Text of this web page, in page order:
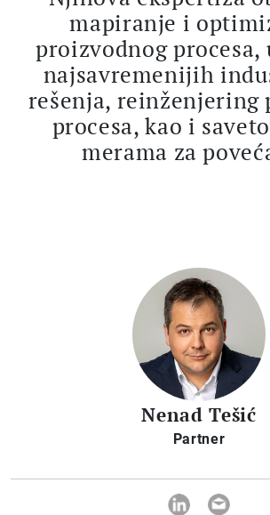
mapiranje i
proizvodnog procesa,
najsavremenijih
rešenja, reinženjering
procesa, kao i
merama za
Nenad Tešić
Partner